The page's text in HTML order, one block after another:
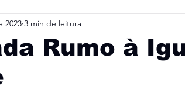
Rumo à
2023 3 min de leitura